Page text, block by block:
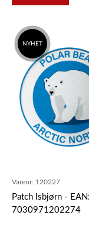
NYHET
Varenr: 120227
Patch Isbjørn - EAN:
7030971202274